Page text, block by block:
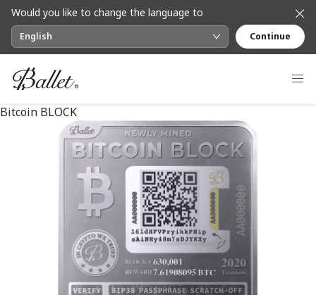
Would you like to change the language to
English Continue
Bitcoin BLOCK